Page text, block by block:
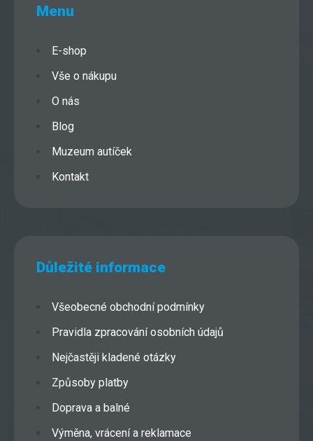
Menu
E-shop
Vše o nákupu
O nás
Blog
Muzeum autíček
Kontakt
Důležité informace
Všeobecné obchodní podmínky
Pravidla zpracování osobních údajů
Nejčastěji kladené otázky
Způsoby platby
Doprava a balné
Výměna, vrácení a reklamace